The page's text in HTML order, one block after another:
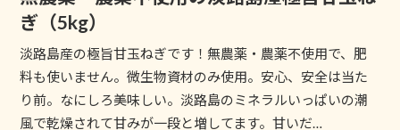
ぎ（5kg）
淡路島産の極旨甘玉ねぎです！無農薬・農薬不使用で、肥
料も使いません。微生物資材のみ使用。安心、安全は当た
り前。なにしろ美味しい。淡路島のミネラルいっぱいの潮
風で乾燥されて甘みが一段と増してます。甘いだ…